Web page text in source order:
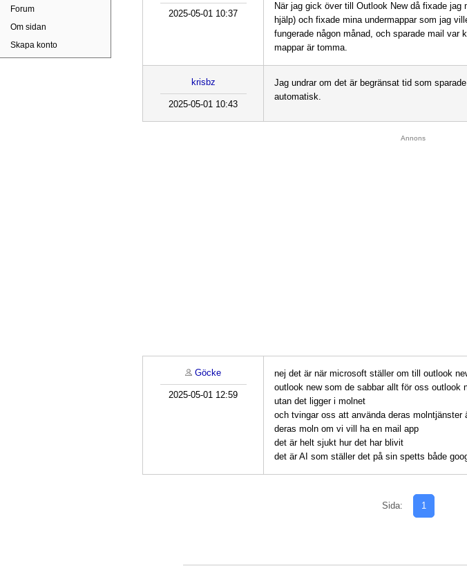
Forum
Om sidan
Skapa konto
2025-05-01 10:37
När jag gick över till Outlook New då fixade
hjälp) och fixade mina undermappar som jag
fungerade någon månad, och sparade mail var
mappar är tomma.
krisbz
2025-05-01 10:43
Jag undrar om det är begränsat tid som
automatisk.
Annons
Göcke
2025-05-01 12:59
nej det är när microsoft ställer om till outlook
outlook new som de sabbar allt för oss outlook
utan det ligger i molnet
och tvingar oss att använda deras
deras moln om vi vill ha en mail app
det är helt sjukt hur det har blivit
det är AI som ställer det på sin spetts både
Sida: 1